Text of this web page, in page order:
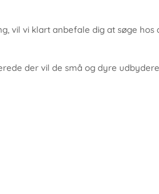
vil vi klart anbefale dig at søge hos
der vil de små og dyre